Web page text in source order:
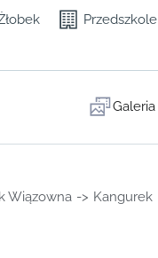
Przedszkole
Galeria
Wiązowna -> Kangurek